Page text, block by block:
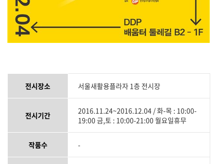
전시장소 서울새활용플라자 1층 전시장
전시기간
2016.11.24~2016.12.04 / 화-목 : 10:00-
19:00 금,토 : 10:00-21:00 월요일휴무
작품수 -